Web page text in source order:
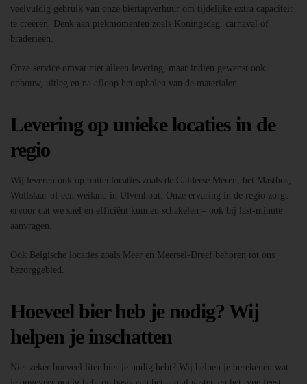
veelvuldig gebruik van onze biertapverhuur om tijdelijke extra capaciteit
te creëren. Denk aan piekmomenten zoals Koningsdag, carnaval of
braderieën.
Onze service omvat niet alleen levering, maar indien gewenst ook
opbouw, uitleg en na afloop het ophalen van de materialen.
Levering op unieke locaties in de
regio
Wij leveren ook op buitenlocaties zoals de Galderse Meren, het Mastbos,
Wolfslaar of een weiland in Ulvenhout. Onze ervaring in de regio zorgt
ervoor dat we snel en efficiënt kunnen schakelen – ook bij last-minute
aanvragen.
Ook Belgische locaties zoals Meer en Meersel-Dreef behoren tot ons
bezorggebied.
Hoeveel bier heb je nodig? Wij
helpen je inschatten
Niet zeker hoeveel liter bier je nodig hebt? Wij helpen je berekenen wat